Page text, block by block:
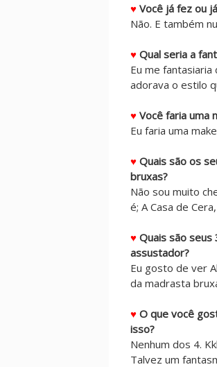
♥ Você já fez ou
Não. E também
♥ Qual seria a
Eu me fantasiaria
adorava o estilo
♥ Você faria uma
Eu faria uma
♥ Quais são os
bruxas?
Não sou muito
é; A Casa de
♥ Quais são
assustador?
Eu gosto de ver
da madrasta
♥ O que você
isso?
Nenhum dos 4.
Talvez um